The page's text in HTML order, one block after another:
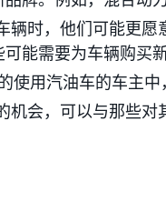
辆时，他们可能更愿
能需要为车辆购买
使用汽油车的车主
机会，可以与那些对